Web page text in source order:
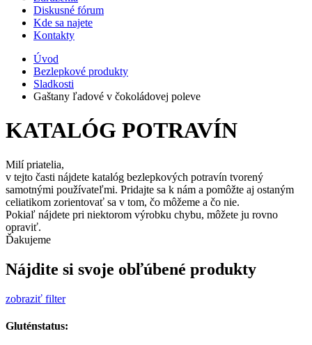
Diskusné fórum
Kde sa najete
Kontakty
Úvod
Bezlepkové produkty
Sladkosti
Gaštany ľadové v čokoládovej poleve
KATALÓG POTRAVÍN
Milí priatelia,
v tejto časti nájdete katalóg bezlepkových potravín tvorený
samotnými používateľmi. Pridajte sa k nám a pomôžte aj ostaným
celiatikom zorientovať sa v tom, čo môžeme a čo nie.
Pokiaľ nájdete pri niektorom výrobku chybu, môžete ju rovno
opraviť.
Ďakujeme
Nájdite si svoje obľúbené produkty
zobraziť filter
Gluténstatus: